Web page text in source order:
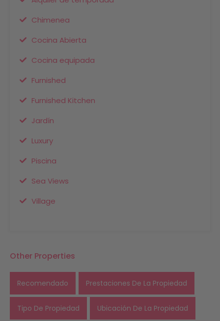
Chimenea
Cocina Abierta
Cocina equipada
Furnished
Furnished Kitchen
Jardín
Luxury
Piscina
Sea Views
Village
Other Properties
Recomendado Prestaciones De La Propiedad
Tipo De Propiedad Ubicación De La Propiedad